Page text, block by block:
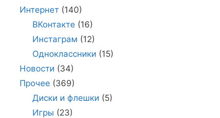
Интернет (140)
ВКонтакте (16)
Инстаграм (12)
Одноклассники (15)
Новости (34)
Прочее (369)
Диски и флешки (5)
Игры (23)